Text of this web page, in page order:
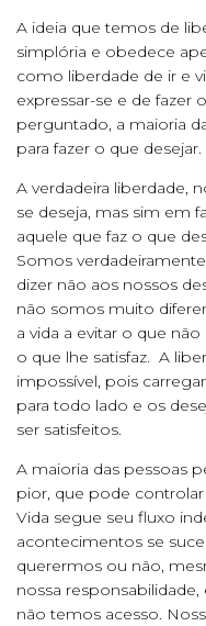
A ideia que temos de
simplória e obedece
como liberdade de ir e
expressar-se e de fazer
perguntado, a maioria
para fazer o que desejar.
A verdadeira liberdade,
se deseja, mas sim em
aquele que faz o que
Somos
dizer não aos nossos
não somos muito
a vida a evitar o que
o que lhe satisfaz. A
impossível, pois
para todo lado e os
ser satisfeitos.
A maioria das pessoas
pior, que pode
Vida segue seu fluxo
acontecimentos se
querermos ou não,
nossa
não temos acesso.